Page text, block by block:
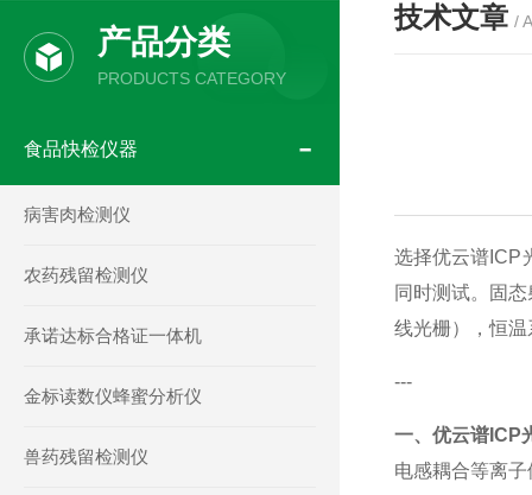
技术文章 /
选择优云谱 ICP
同时测试。固
线光栅），恒
---
一、优云谱ICP
电感耦合等离
产品分类
PRODUCTS CATEGORY
食品快检仪器
病害肉检测仪
农药残留检测仪
承诺达标合格证一体机
金标读数仪蜂蜜分析仪
兽药残留检测仪